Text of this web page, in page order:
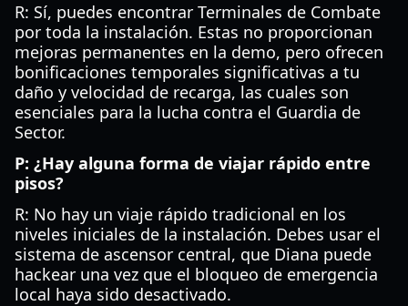
R: Sí, puedes encontrar Terminales de Combate
por toda la instalación. Estas no proporcionan
mejoras permanentes en la demo, pero ofrecen
bonificaciones temporales significativas a tu
daño y velocidad de recarga, las cuales son
esenciales para la lucha contra el Guardia de
Sector.
P: ¿Hay alguna forma de viajar rápido entre
pisos?
R: No hay un viaje rápido tradicional en los
niveles iniciales de la instalación. Debes usar el
sistema de ascensor central, que Diana puede
hackear una vez que el bloqueo de emergencia
local haya sido desactivado.